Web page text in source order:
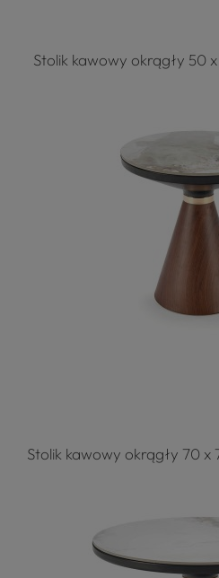
Stolik kawowy okrągły 50
Stolik kawowy okrągły 70 x